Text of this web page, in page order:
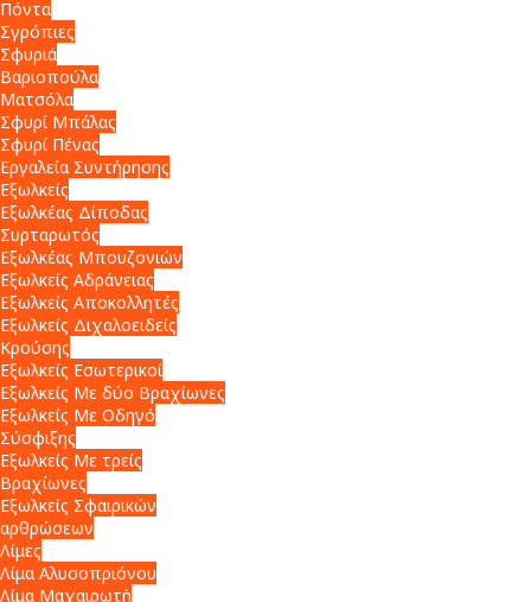
Πόντα
Σγρόπιες
Σφυριά
Βαριοπούλα
Ματσόλα
Σφυρί Μπάλας
Σφυρί Πένας
Εργαλεία Συντήρησης
Εξωλκείς
Εξωλκέας Δίποδας
Συρταρωτός
Εξωλκέας Μπουζονιών
Εξωλκείς Αδράνειας
Εξωλκείς Αποκολλητές
Εξωλκείς Διχαλοειδείς
Κρούσης
Εξωλκείς Εσωτερικοί
Εξωλκείς Με δύο Βραχίωνες
Εξωλκείς Με Οδηγό
Σύσφιξης
Εξωλκείς Με τρείς
Βραχίωνες
Εξωλκείς Σφαιρικών
αρθρώσεων
Λίμες
Λίμα Αλυσοπριόνου
Λίμα Μαχαιρωτή